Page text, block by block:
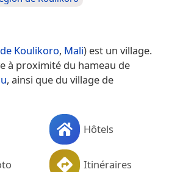
Koulikoro, Mali) est un village.
à proximité du hameau de
, ainsi que du village de
Hôtels
Itinéraires